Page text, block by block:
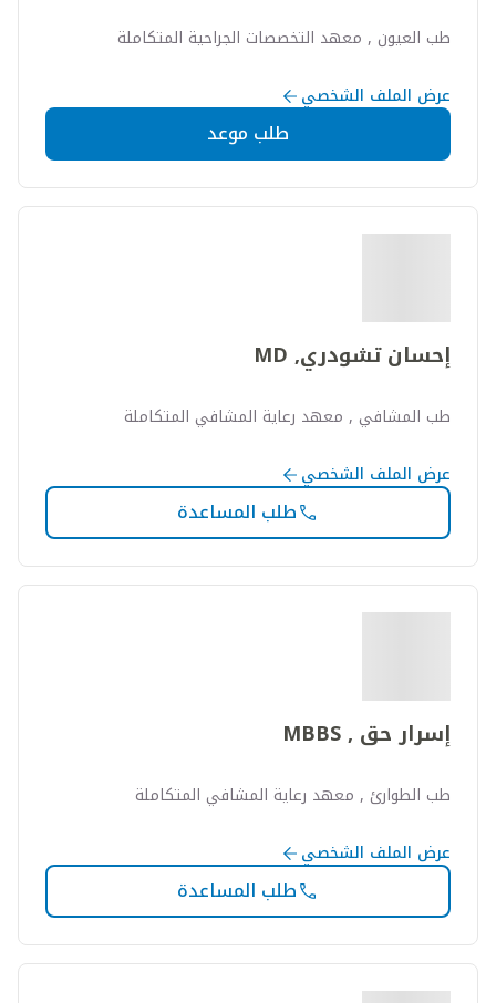
طب العيون , معهد التخصصات الجراحية المتكاملة
عرض الملف الشخصي
طلب موعد
إحسان تشودري, MD
طب المشافي , معهد رعاية المشافي المتكاملة
عرض الملف الشخصي
طلب المساعدة
إسرار حق , MBBS
طب الطوارئ , معهد رعاية المشافي المتكاملة
عرض الملف الشخصي
طلب المساعدة